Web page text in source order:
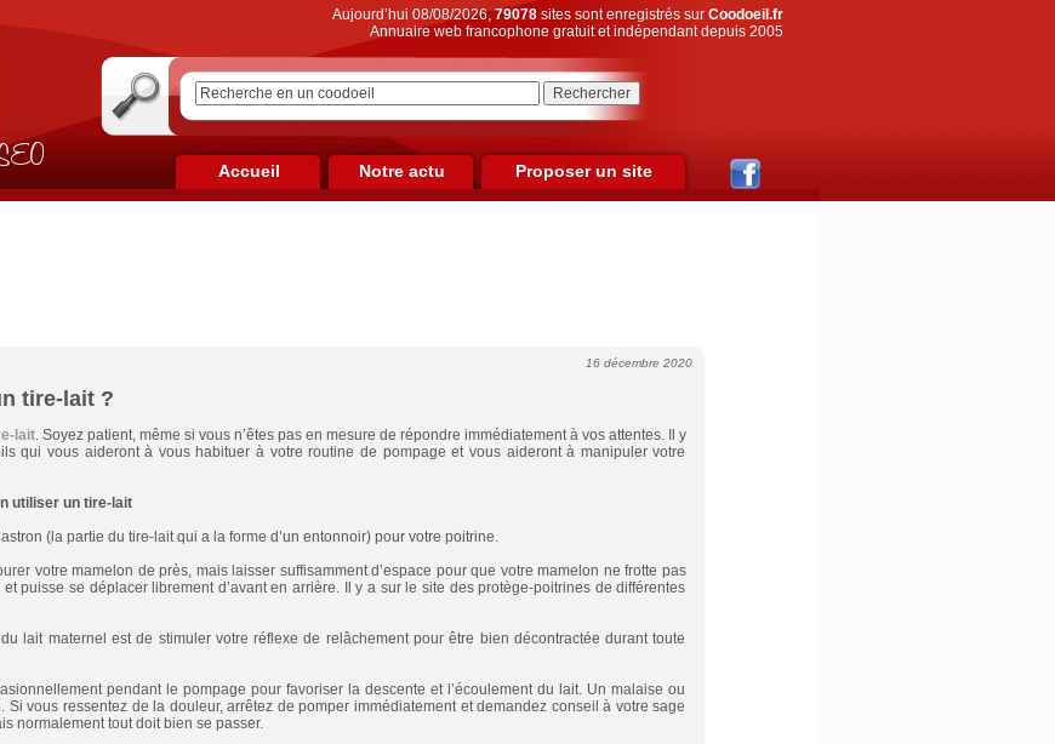
SEO
Aujourd’hui 08/08/2026,79078sites sont enregistrés sur Coodoeil.fr
Annuaire web francophone gratuit et indépendant depuis 2005
Accueil Notre actu Proposer un site
tire-lait ?
16 décembre 2020
lait. Soyez patient, même si vous n’êtes pas en mesure de répondre immédiatement à vos attentes. Il y
qui vous aideront à vous habituer à votre routine de pompage et vous aideront à manipuler votre
utiliser un tire-lait
(la partie du tire-lait qui a la forme d’un entonnoir) pour votre poitrine.
votre mamelon de près, mais laisser suffisamment d’espace pour que votre mamelon ne frotte pas
puisse se déplacer librement d’avant en arrière. Il y a sur le site des protège-poitrines de différentes
lait maternel est de stimuler votre réflexe de relâchement pour être bien décontractée durant toute
pendant le pompage pour favoriser la descente et l’écoulement du lait. Un malaise ou
Si vous ressentez de la douleur, arrêtez de pomper immédiatement et demandez conseil à votre sage
normalement tout doit bien se passer.